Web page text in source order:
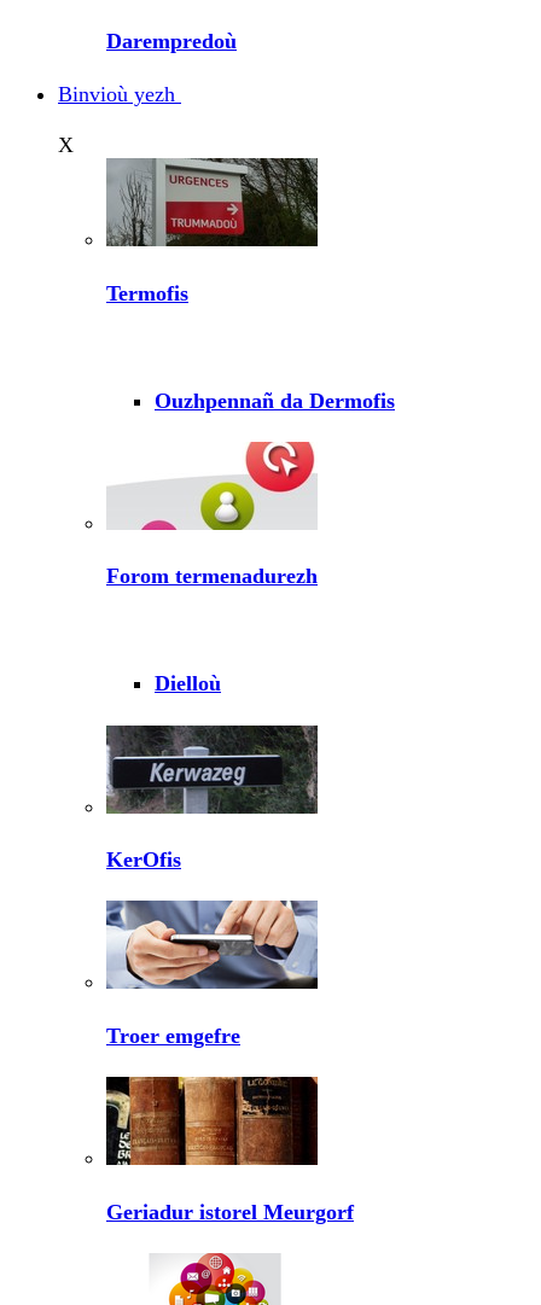
Darempredoù
Binvioù yezh
X
Termofis
Ouzhpennañ da Dermofis
Forom termenadurezh
Dielloù
KerOfis
Troer emgefre
Geriadur istorel Meurgorf